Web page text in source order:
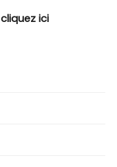
cliquez ici